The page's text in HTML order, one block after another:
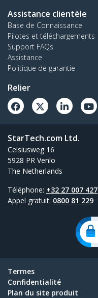
Assistance clientèle
Base de Connaissance
Pilotes et téléchargements
Support FAQs
Assistance
Politique de garantie
Relier
StarTech.com Ltd.
Celsiusweg 16
5928 PR Venlo
The Netherlands
Téléphone: +32 27 007 427
Appel gratuit: 0800 81 229
Termes
Confidentialité
Plan du site produit